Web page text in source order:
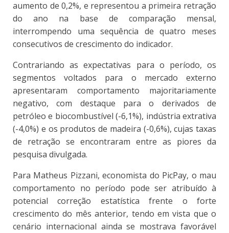
aumento de 0,2%, e representou a primeira retração
do ano na base de comparação mensal,
interrompendo uma sequência de quatro meses
consecutivos de crescimento do indicador.
Contrariando as expectativas para o período, os
segmentos voltados para o mercado externo
apresentaram comportamento majoritariamente
negativo, com destaque para o derivados de
petróleo e biocombustível (-6,1%), indústria extrativa
(-4,0%) e os produtos de madeira (-0,6%), cujas taxas
de retração se encontraram entre as piores da
pesquisa divulgada.
Para Matheus Pizzani, economista do PicPay, o mau
comportamento no período pode ser atribuído à
potencial correção estatística frente o forte
crescimento do mês anterior, tendo em vista que o
cenário internacional ainda se mostrava favorável